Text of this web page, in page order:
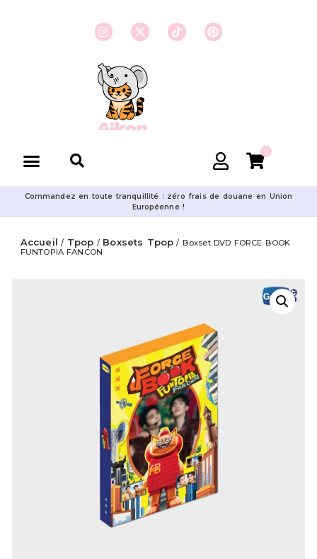
0
Commandez en toute tranquillité : zéro frais de douane en Union
Européenne !
Accueil / Tpop / Boxsets Tpop/ Boxset DVD FORCE BOOK
FUNTOPIA FANCON